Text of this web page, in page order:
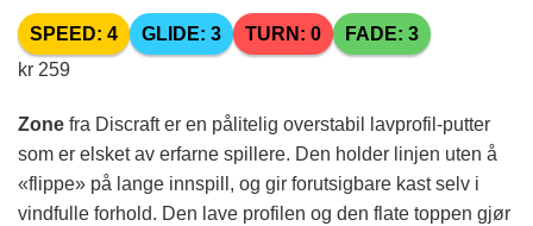
SPEED: 4 GLIDE: 3 TURN: 0
FADE: 3
kr 259
Zone fra Discraft er en pålitelig overstabil lavprofil-putter
som er elsket av erfarne spillere. Den holder linjen uten å
«flippe» på lange innspill, og gir forutsigbare kast selv i
vindfulle forhold. Den lave profilen og den flate toppen gjør